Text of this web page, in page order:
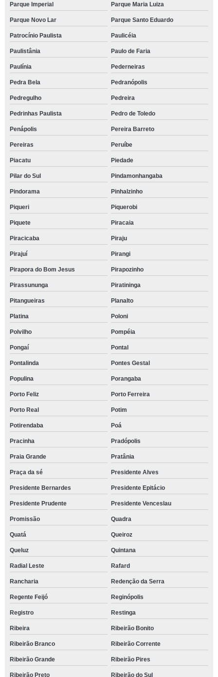
Parque Imperial Parque Maria Luiza
Parque Novo Lar Parque Santo Eduardo
Patrocínio Paulista Paulicéia
Paulistânia Paulo de Faria
Paulínia Pederneiras
Pedra Bela Pedranópolis
Pedregulho Pedreira
Pedrinhas Paulista Pedro de Toledo
Penápolis Pereira Barreto
Pereiras Peruíbe
Piacatu Piedade
Pilar do Sul Pindamonhangaba
Pindorama Pinhalzinho
Piqueri Piquerobi
Piquete Piracaia
Piracicaba Piraju
Pirajuí Pirangi
Pirapora do Bom Jesus Pirapozinho
Pirassununga Piratininga
Pitangueiras Planalto
Platina Poloni
Polvilho Pompéia
Pongaí Pontal
Pontalinda Pontes Gestal
Populina Porangaba
Porto Feliz Porto Ferreira
Porto Real Potim
Potirendaba Poá
Pracinha Pradópolis
Praia Grande Pratânia
Praça da sé Presidente Alves
Presidente Bernardes Presidente Epitácio
Presidente Prudente Presidente Venceslau
Promissão Quadra
Quatá Queiroz
Queluz Quintana
Radial Leste Rafard
Rancharia Redenção da Serra
Regente Feijó Reginópolis
Registro Restinga
Ribeira Ribeirão Bonito
Ribeirão Branco Ribeirão Corrente
Ribeirão Grande Ribeirão Pires
Ribeirão Preto Ribeirão do Sul